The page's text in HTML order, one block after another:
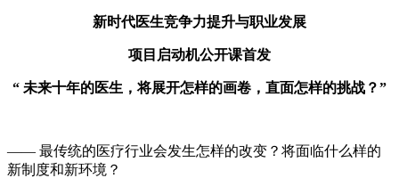
新时代医生竞争力提升与职业发展
项目启动机公开课首发
“ 未来十年的医生，将展开怎样的画卷，直面怎样的挑战？”
—— 最传统的医疗行业会发生怎样的改变？将面临什么样的
新制度和新环境？